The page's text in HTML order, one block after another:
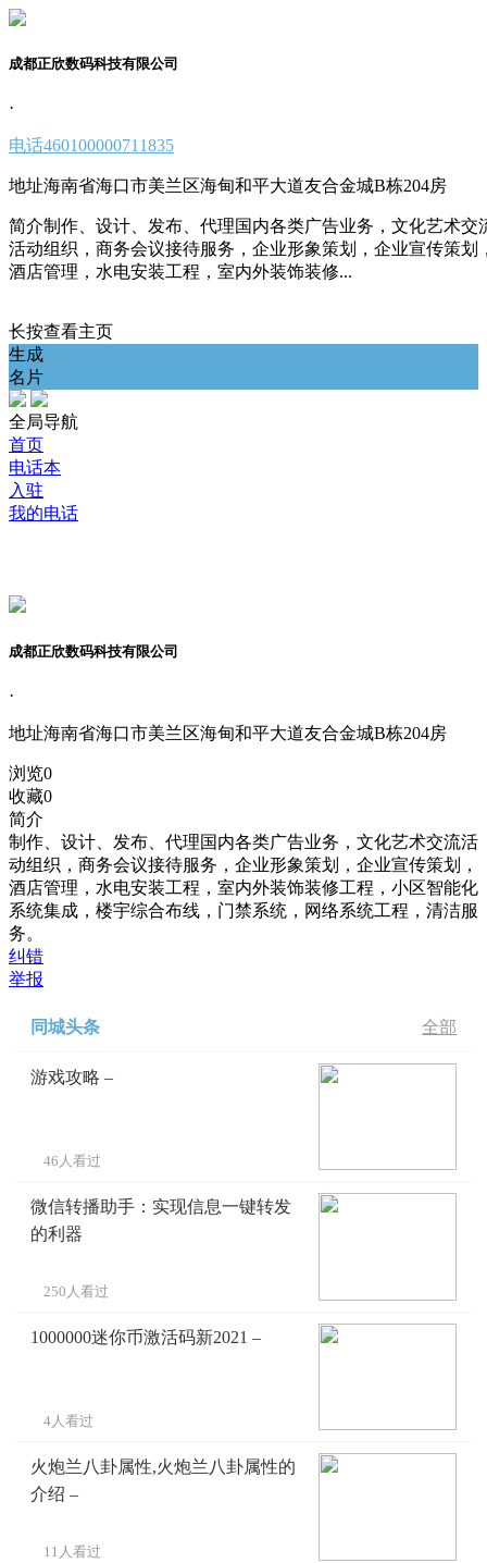
成都正欣数码科技有限公司
·
电话460100000711835
地址海南省海口市美兰区海甸和平大道友合金城B栋204房
简介制作、设计、发布、代理国内各类广告业务，文化艺术交
活动组织，商务会议接待服务，企业形象策划，企业宣传策划
酒店管理，水电安装工程，室内外装饰装修...
长按查看主页
生成
名片
全局导航
首页
电话本
入驻
我的电话
成都正欣数码科技有限公司
·
地址海南省海口市美兰区海甸和平大道友合金城B栋204房
浏览0
收藏0
简介
制作、设计、发布、代理国内各类广告业务，文化艺术交流活
动组织，商务会议接待服务，企业形象策划，企业宣传策划，
酒店管理，水电安装工程，室内外装饰装修工程，小区智能化
系统集成，楼宇综合布线，门禁系统，网络系统工程，清洁服
务。
纠错
举报
同城头条 全部
游戏攻略 –
46人看过
微信转播助手：实现信息一键转发
的利器
250人看过
1000000迷你币激活码新2021 –
4人看过
火炮兰八卦属性,火炮兰八卦属性的
介绍 –
11人看过